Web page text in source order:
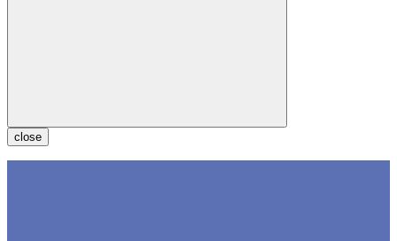
close